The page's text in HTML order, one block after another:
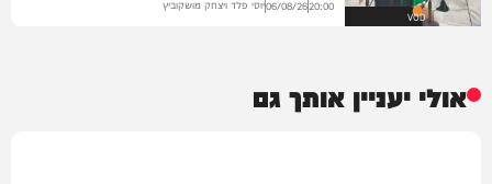
VOD
20:00
06/08/26יוסי פלד ויצחק מושקוביץ
אולי יעניין אותך גם